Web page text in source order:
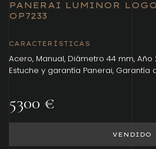
PANERAI LUMINOR
OP7233
CARACTERÍSTICAS
Acero, Manual, Diámetro 44 mm, Año
Estuche y garantía Panerai, Garantía
5300 €
VENDIDO